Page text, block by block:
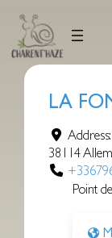
contenu
LA
Address:
38114
Point